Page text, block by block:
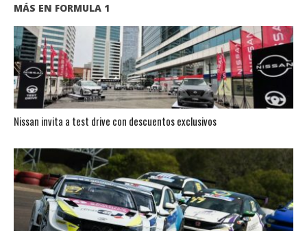
MÁS EN FORMULA 1
Nissan invita a test drive con descuentos exclusivos